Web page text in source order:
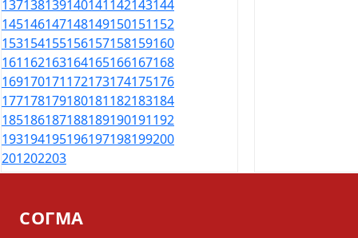
137138139140141142143144
145146147148149150151152
153154155156157158159160
161162163164165166167168
169170171172173174175176
177178179180181182183184
185186187188189190191192
193194195196197198199200
201202203
СОГМА